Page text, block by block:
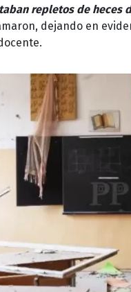
repletos de heces
dejando en